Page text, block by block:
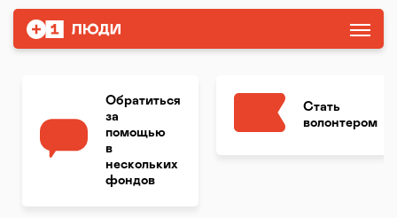
Обратиться
за
помощью
в
нескольких
фондов
Стать
волонтером